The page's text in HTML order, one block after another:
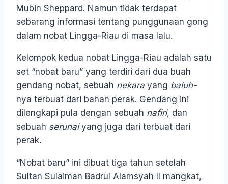
Mubin Sheppard. Namun tidak terdapat
sebarang informasi tentang punggunaan gong
dalam nobat Lingga-Riau di masa lalu.
Kelompok kedua nobat Lingga-Riau adalah satu
set “nobat baru” yang terdiri dari dua buah
gendang nobat, sebuah nekara yang baluh-
nya terbuat dari bahan perak. Gendang ini
dilengkapi pula dengan sebuah nafiri, dan
sebuah serunaiyang juga dari terbuat dari
perak.
“Nobat baru” ini dibuat tiga tahun setelah
Sultan Sulaiman Badrul Alamsyah II mangkat,